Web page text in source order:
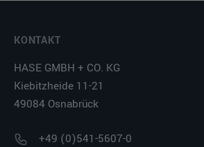
KONTAKT
HASE GMBH + CO. KG
Kiebitzheide 11-21
49084 Osnabrück
+49 (0)541-5607-0